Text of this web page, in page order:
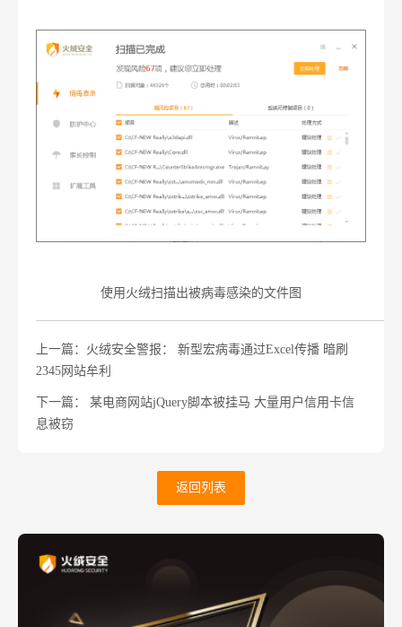
使用火绒扫描出被病毒感染的文件图
上一篇：火绒安全警报： 新型宏病毒通过Excel传播 暗刷
2345网站牟利
下一篇： 某电商网站jQuery脚本被挂马 大量用户信用卡信
息被窃
返回列表